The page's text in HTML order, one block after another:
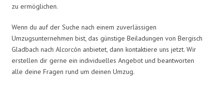
zu ermöglichen.
Wenn du auf der Suche nach einem zuverlässigen
Umzugsunternehmen bist, das günstige Beiladungen von Bergisch
Gladbach nach Alcorcón anbietet, dann kontaktiere uns jetzt. Wir
erstellen dir gerne ein individuelles Angebot und beantworten
alle deine Fragen rund um deinen Umzug.